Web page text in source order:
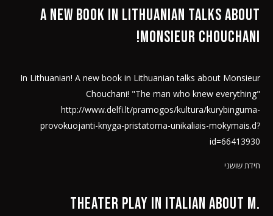
A new book in Lithuanian talks about
Monsieur Chouchani!
In Lithuanian! A new book in Lithuanian talks about Monsieur
Chouchani! "The man who knew everything"
http://www.delfi.lt/pramogos/kultura/kurybinguma-
provokuojanti-knyga-pristatoma-unikaliais-mokymais.d?
id=66413930
חידת שושני
Theater play in Italian about M.